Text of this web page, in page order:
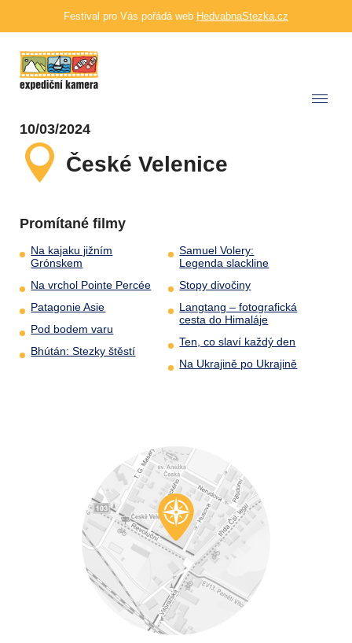
Festival pro Vás pořádá web HedvabnaStezka.cz
10/03/2024
České Velenice
Promítané filmy
Na kajaku jižním
Grónskem
Na vrchol Pointe Percée
Patagonie Asie
Pod bodem varu
Bhútán: Stezky štěstí
Samuel Volery:
Legenda slackline
Stopy divočiny
Langtang – fotografická
cesta do Himaláje
Ten, co slaví každý den
Na Ukrajině po Ukrajině